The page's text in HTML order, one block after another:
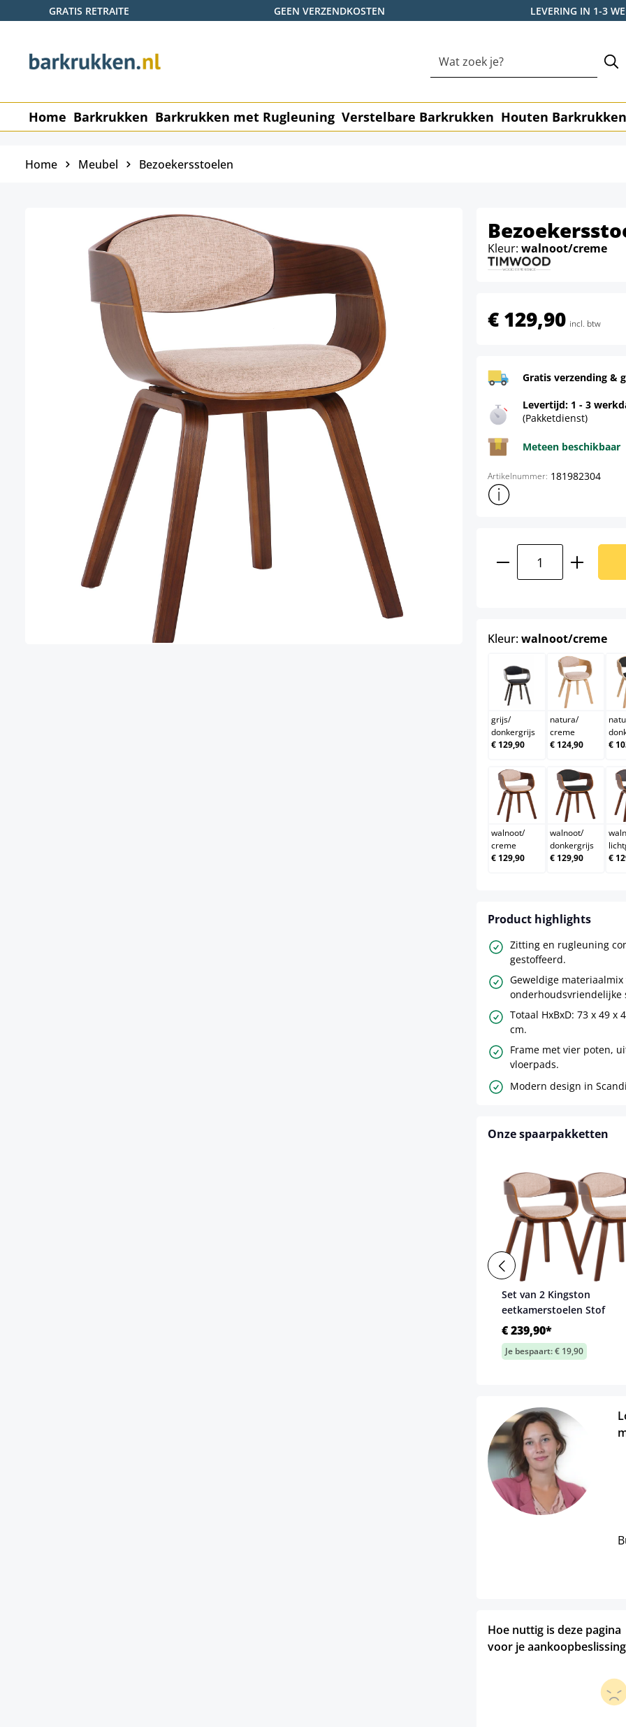
de hoofdinhoud
Ga naar de zoekopdracht
Ga naar de hoofdnavigatie
GRATIS RETRAITE GEEN VERZENDKOSTEN LEVERING IN 1-3
Home Barkrukken Barkrukken met Rugleuning Verstelbare Barkrukken Houten Barkrukken
Home Meubel Bezoekersstoelen
Kleur: walnoot/creme
€ 129,90 incl. btw
Gratis verzending &
Levertijd: 1 - 3
(Pakketdienst)
Meteen beschikbaar
Artikelnummer: 181982304
Toon meer productinformatie
Kleur:walnoot/creme
grijs/donkergrijs
grijs/
donkergrijs
€ 129,90
natura/
natura/
creme
€ 124,90
€
walnoot/creme
walnoot/
creme
€ 129,90
walnoot/
walnoot/
donkergrijs
€ 129,90
€
Product highlights
Zitting en rugleuning
gestoffeerd.
Geweldige
onderhoudsvriendelijke
Totaal HxBxD: 73 x 49 x
cm.
Frame met vier poten,
vloerpads.
Modern design in
Onze spaarpakketten
Set van 2 Kingston
eetkamerstoelen Stof
€ 239,90*
Je bespaart: € 19,90
Hoe nuttig is deze pagina
voor je